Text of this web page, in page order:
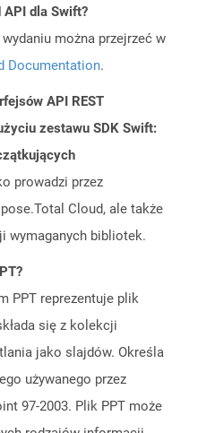
API dla Swift?
można przejrzeć w
Documentation.
API REST
zestawu SDK Swift:
prowadzi przez
Cloud, ale także
wymaganych bibliotek.
PPT reprezentuje plik
się z kolekcji
jako slajdów. Określa
używanego przez
97-2003. Plik PPT może